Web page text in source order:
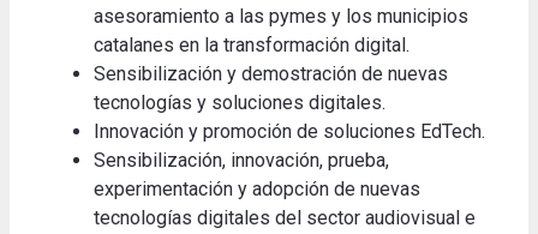
asesoramiento a las pymes y los municipios
catalanes en la transformación digital.
Sensibilización y demostración de nuevas
tecnologías y soluciones digitales.
Innovación y promoción de soluciones EdTech.
Sensibilización, innovación, prueba,
experimentación y adopción de nuevas
tecnologías digitales del sector audiovisual e